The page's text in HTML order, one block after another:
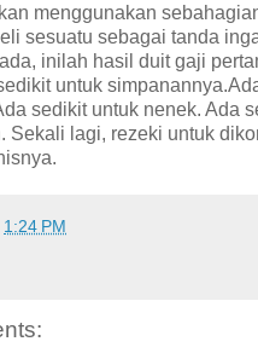
menggunakan
sesuatu sebagai tanda
inilah hasil duit gaji
untuk
sedikit untuk nenek. Ada
Sekali lagi, rezeki untuk
1:24 PM